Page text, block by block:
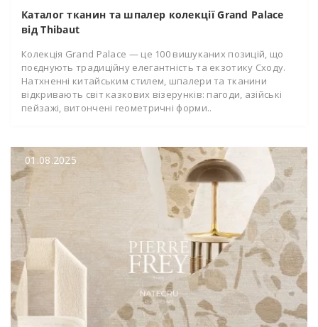
Каталог тканин та шпалер колекції Grand Palace
від Thibaut
Колекція Grand Palace — це 100 вишуканих позицій, що
поєднують традиційну елегантність та екзотику Сходу.
Натхненні китайським стилем, шпалери та тканини
відкривають світ казкових візерунків: пагоди, азійські
пейзажі, витончені геометричні форми..
01.08.2025